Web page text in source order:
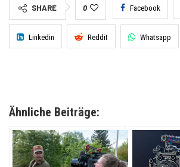
SHARE 0 Facebook
Linkedin Reddit Whatsapp
Ähnliche Beiträge: